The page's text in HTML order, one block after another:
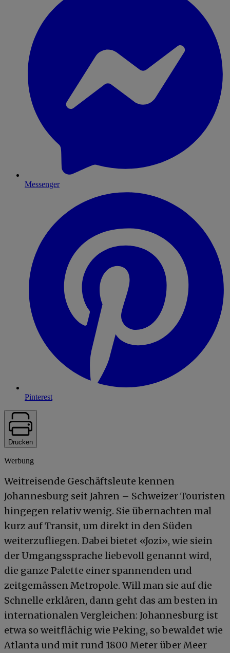
Messenger
Pinterest
Drucken
Werbung
Weitreisende Geschäftsleute kennen
Johannesburg seit Jahren – Schweizer Touristen
hingegen relativ wenig. Sie übernachten mal
kurz auf Transit, um direkt in den Süden
weiterzufliegen. Dabei bietet «Jozi», wie siein
der Umgangssprache liebevoll genannt wird,
die ganze Palette einer spannenden und
zeitgemässen Metropole. Will man sie auf die
Schnelle erklären, dann geht das am besten in
internationalen Vergleichen: Johannesburg ist
etwa so weitflächig wie Peking, so bewaldet wie
Atlanta und mit rund 1800 Meter über Meer